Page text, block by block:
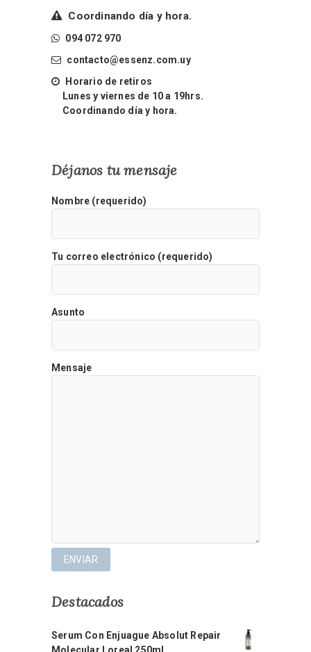
Coordinando día y hora.
094 072 970
contacto@essenz.com.uy
Horario de retiros
Lunes y viernes de 10 a 19hrs.
Coordinando día y hora.
Déjanos tu mensaje
Nombre (requerido)
Tu correo electrónico (requerido)
Asunto
Mensaje
Destacados
Serum Con Enjuague Absolut Repair